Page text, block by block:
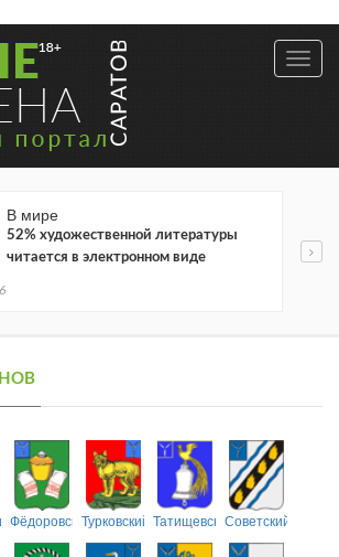
В мире
52% художественной литературы
читается в электронном виде
ФёдоровскийТурковский ТатищевскийСоветский